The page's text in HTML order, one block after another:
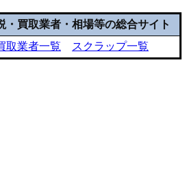
・買取業者・相場等の総合サイト
取業者一覧 スクラップ一覧